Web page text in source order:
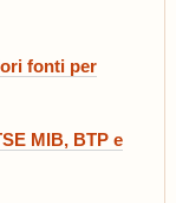
fonti per
MIB, BTP e